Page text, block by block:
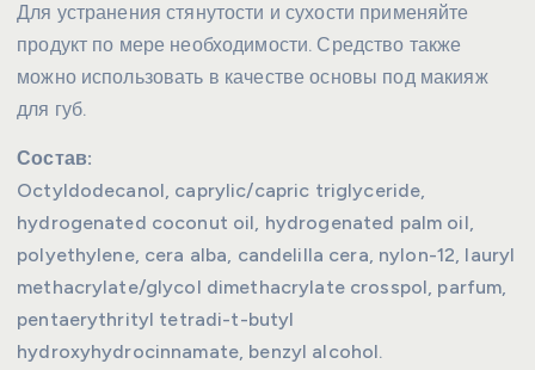
Для устранения стянутости и сухости применяйте
продукт по мере необходимости. Средство также
можно использовать в качестве основы под макияж
для губ.
Состав:
Octyldodecanol, caprylic/capric triglyceride,
hydrogenated coconut oil, hydrogenated palm oil,
polyethylene, cera alba, candelilla cera, nylon-12, lauryl
methacrylate/glycol dimethacrylate crosspol, parfum,
pentaerythrityl tetradi-t-butyl
hydroxyhydrocinnamate, benzyl alcohol.